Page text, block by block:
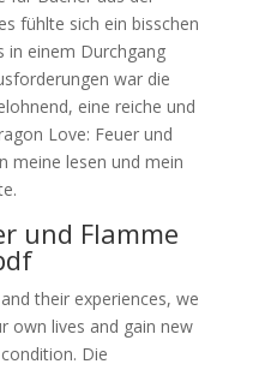
fühlte sich ein bisschen
in einem Durchgang
war die
eine reiche und
Love: Feuer und
meine lesen und mein
und Flamme
their experiences, we
own lives and gain new
Die